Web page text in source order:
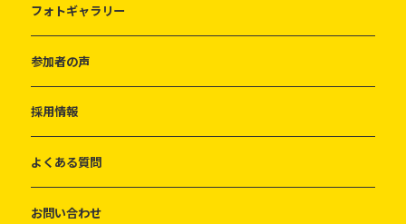
フォトギャラリー
参加者の声
採用情報
よくある質問
お問い合わせ